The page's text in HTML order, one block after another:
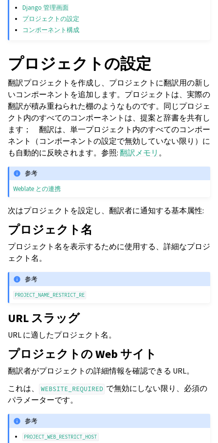
Django 管理画面
プロジェクトの設定
コンポーネント構成
プロジェクトの設定
翻訳プロジェクトを作成し、プロジェクトに翻訳用の新し
いコンポーネントを追加します。プロジェクトは、実際の
翻訳が積み重ねられた棚のようなものです。同じプロジェ
クト内のすべてのコンポーネントは、提案と辞書を共有し
ます； 翻訳は、単一プロジェクト内のすべてのコンポー
ネント（コンポーネントの設定で無効していない限り）に
も自動的に反映されます。参照:翻訳メモリ 。
参考
Weblate との連携
次はプロジェクトを設定し、翻訳者に通知する基本属性:
プロジェクト名
プロジェクト名を表示するために使用する、詳細なプロジ
ェクト名。
参考
PROJECT_NAME_RESTRICT_RE
URL スラッグ
URL に適したプロジェクト名。
プロジェクトの Web サイト
翻訳者がプロジェクトの詳細情報を確認できる URL。
これは、
WEBSITE_REQUIRED で無効にしない限り、必須の
パラメーターです。
参考
PROJECT_WEB_RESTRICT_HOST